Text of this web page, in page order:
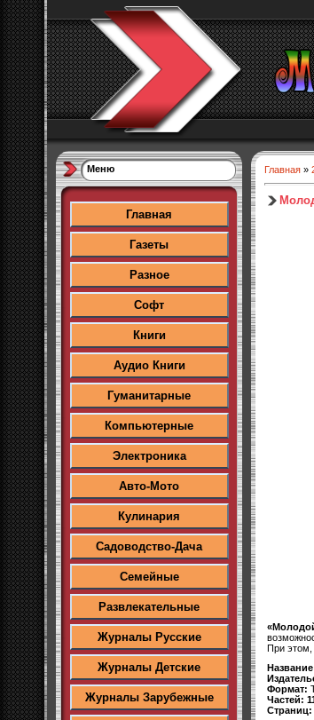
Меню
Главная
Газеты
Разное
Софт
Книги
Аудио Книги
Гуманитарные
Компьютерные
Электроника
Авто-Мото
Кулинария
Садоводство-Дача
Семейные
Развлекательные
Журналы Русские
Журналы Детские
Журналы Зарубежные
Главная »
При этом,
Формат:
Частей:
Страниц: